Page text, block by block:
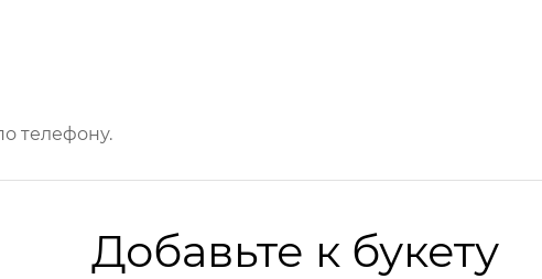
телефону.
Добавьте к букету